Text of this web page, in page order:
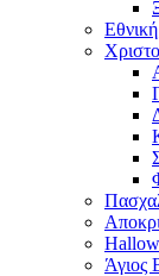
Άγιος